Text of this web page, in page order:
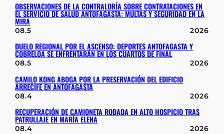
OBSERVACIONES DE LA CONTRALORÍA SOBRE CONTRATACIONES EN
EL SERVICIO DE SALUD ANTOFAGASTA: MULTAS Y SEGURIDAD EN LA
MIRA
08.5 2026
DUELO REGIONAL POR EL ASCENSO: DEPORTES ANTOFAGASTA Y
COBRELOA SE ENFRENTARÁN EN LOS CUARTOS DE FINAL
08.5 2026
CAMILO KONG ABOGA POR LA PRESERVACIÓN DEL EDIFICIO
ARRECIFE EN ANTOFAGASTA
08.4 2026
RECUPERACIÓN DE CAMIONETA ROBADA EN ALTO HOSPICIO TRAS
PATRULLAJE EN MARÍA ELENA
08.4 2026